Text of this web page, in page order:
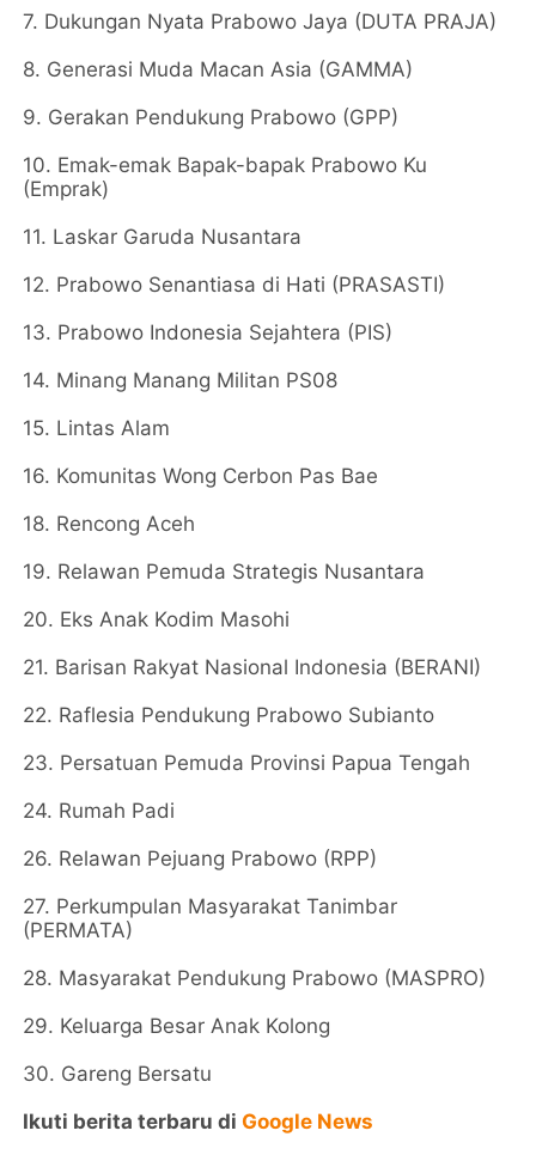
7. Dukungan Nyata Prabowo Jaya (DUTA PRAJA)
8. Generasi Muda Macan Asia (GAMMA)
9. Gerakan Pendukung Prabowo (GPP)
10. Emak-emak Bapak-bapak Prabowo Ku
(Emprak)
11. Laskar Garuda Nusantara
12. Prabowo Senantiasa di Hati (PRASASTI)
13. Prabowo Indonesia Sejahtera (PIS)
14. Minang Manang Militan PS08
15. Lintas Alam
16. Komunitas Wong Cerbon Pas Bae
18. Rencong Aceh
19. Relawan Pemuda Strategis Nusantara
20. Eks Anak Kodim Masohi
21. Barisan Rakyat Nasional Indonesia (BERANI)
22. Raflesia Pendukung Prabowo Subianto
23. Persatuan Pemuda Provinsi Papua Tengah
24. Rumah Padi
26. Relawan Pejuang Prabowo (RPP)
27. Perkumpulan Masyarakat Tanimbar
(PERMATA)
28. Masyarakat Pendukung Prabowo (MASPRO)
29. Keluarga Besar Anak Kolong
30. Gareng Bersatu
Ikuti berita terbaru diGoogle News